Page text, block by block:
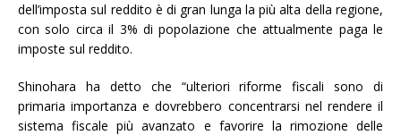
dell’imposta sul reddito è di gran lunga la più alta della regione,
con solo circa il 3% di popolazione che attualmente paga le
imposte sul reddito.
Shinohara ha detto che “ulteriori riforme fiscali sono di
primaria importanza e dovrebbero concentrarsi nel rendere il
sistema fiscale più avanzato e favorire la rimozione delle